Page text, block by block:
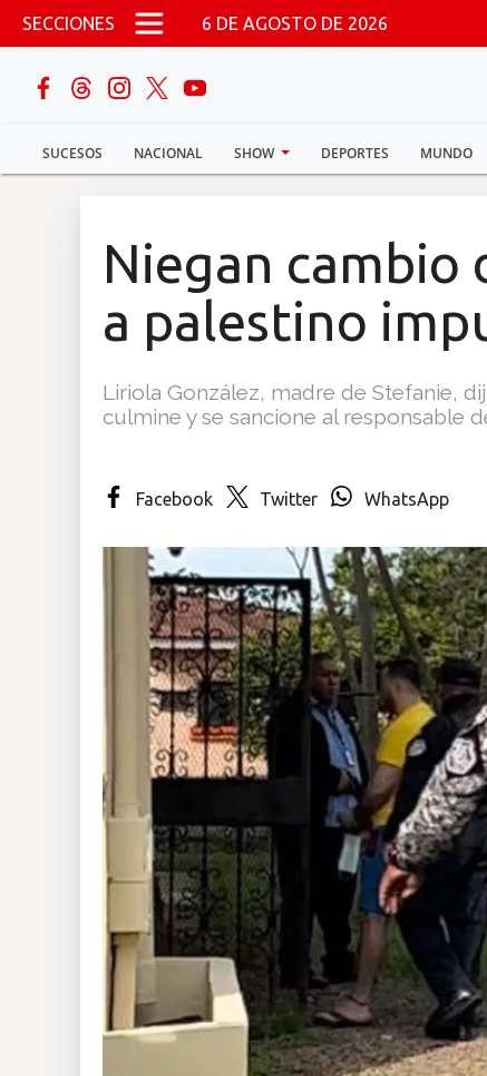
Pasar al contenido principal
SECCIONES 6 DE AGOSTO DE 2026
SUCESOS NACIONAL SHOW DEPORTES MUNDO
buscar
Sucesos
Niegan cambio
a palestino
Liriola González, madre de Stefanie,
culmine y se sancione al responsable
Facebook Twitter WhatsApp